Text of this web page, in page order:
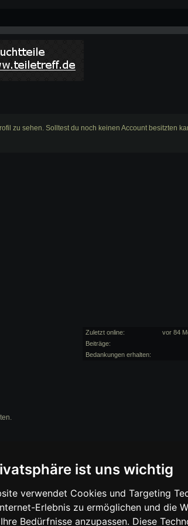
ist uns wichtig
verwendet Cookies und Targeting
Erlebnis zu ermöglichen und die
Bedürfnisse anzupassen. Diese
zu sehen. Solltest du noch keinen Account besitzten
Zuletzt online:
vor 84
Beiträge:
Bedankungen erhalten: